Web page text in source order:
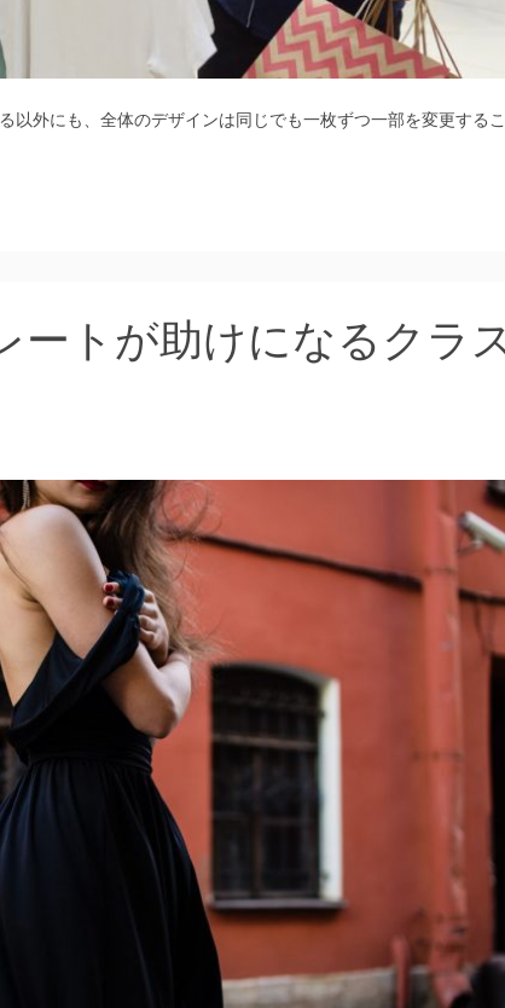
以外にも、全体のデザインは同じでも一枚ずつ一部を変更する
ートが助けになるクラ